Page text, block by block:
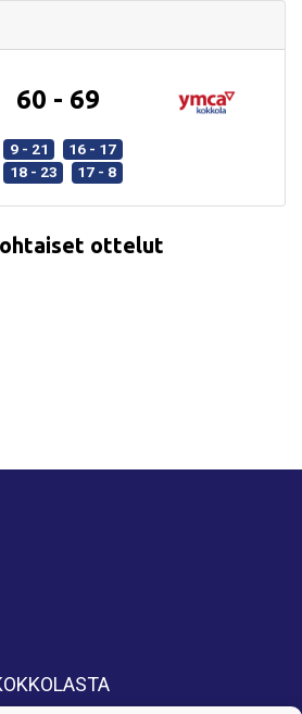
60 - 69
9 - 21
16 - 17
18 - 23
17 - 8
ottelut